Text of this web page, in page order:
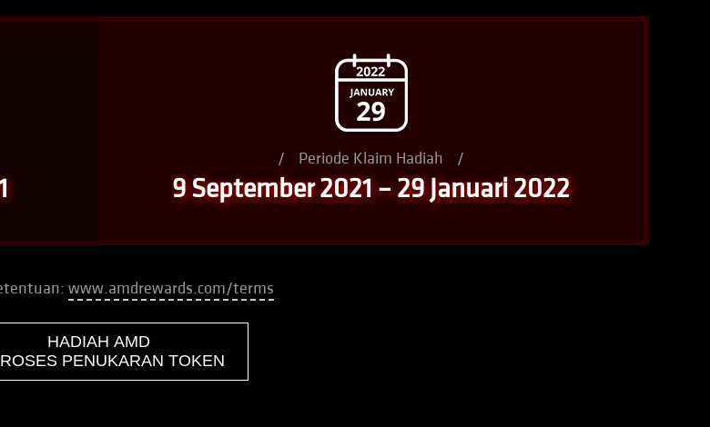
/ Periode Klaim Hadiah /
9 September 2021 – 29 Januari 2022
www.amdrewards.com/terms
HADIAH AMD
PENUKARAN TOKEN